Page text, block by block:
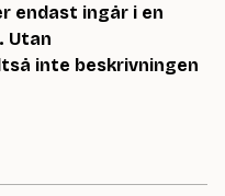
endast ingår i en
Utan
inte beskrivningen